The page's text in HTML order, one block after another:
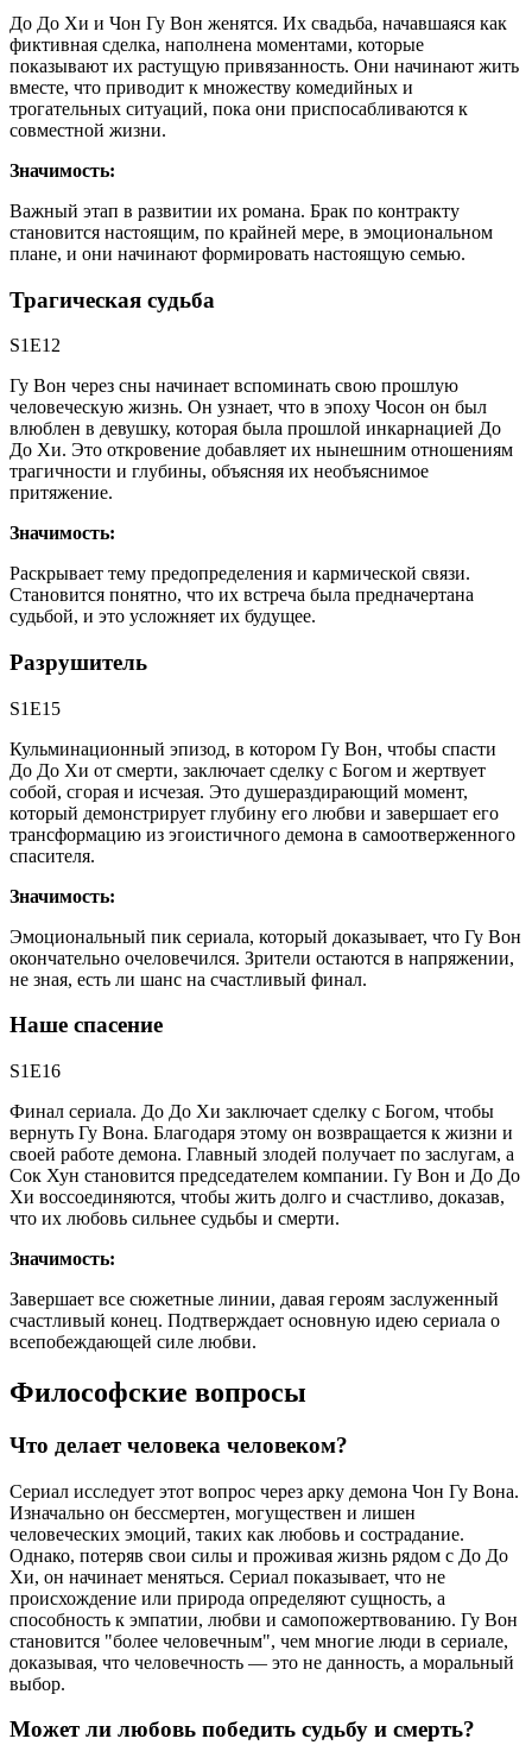
До До Хи и Чон Гу Вон женятся. Их свадьба, начавшаяся как
фиктивная сделка, наполнена моментами, которые
показывают их растущую привязанность. Они начинают жить
вместе, что приводит к множеству комедийных и
трогательных ситуаций, пока они приспосабливаются к
совместной жизни.
Значимость:
Важный этап в развитии их романа. Брак по контракту
становится настоящим, по крайней мере, в эмоциональном
плане, и они начинают формировать настоящую семью.
Трагическая судьба
S1E12
Гу Вон через сны начинает вспоминать свою прошлую
человеческую жизнь. Он узнает, что в эпоху Чосон он был
влюблен в девушку, которая была прошлой инкарнацией До
До Хи. Это откровение добавляет их нынешним отношениям
трагичности и глубины, объясняя их необъяснимое
притяжение.
Значимость:
Раскрывает тему предопределения и кармической связи.
Становится понятно, что их встреча была предначертана
судьбой, и это усложняет их будущее.
Разрушитель
S1E15
Кульминационный эпизод, в котором Гу Вон, чтобы спасти
До До Хи от смерти, заключает сделку с Богом и жертвует
собой, сгорая и исчезая. Это душераздирающий момент,
который демонстрирует глубину его любви и завершает его
трансформацию из эгоистичного демона в самоотверженного
спасителя.
Значимость:
Эмоциональный пик сериала, который доказывает, что Гу Вон
окончательно очеловечился. Зрители остаются в напряжении,
не зная, есть ли шанс на счастливый финал.
Наше спасение
S1E16
Финал сериала. До До Хи заключает сделку с Богом, чтобы
вернуть Гу Вона. Благодаря этому он возвращается к жизни и
своей работе демона. Главный злодей получает по заслугам, а
Сок Хун становится председателем компании. Гу Вон и До До
Хи воссоединяются, чтобы жить долго и счастливо, доказав,
что их любовь сильнее судьбы и смерти.
Значимость:
Завершает все сюжетные линии, давая героям заслуженный
счастливый конец. Подтверждает основную идею сериала о
всепобеждающей силе любви.
Философские вопросы
Что делает человека человеком?
Сериал исследует этот вопрос через арку демона Чон Гу Вона.
Изначально он бессмертен, могуществен и лишен
человеческих эмоций, таких как любовь и сострадание.
Однако, потеряв свои силы и проживая жизнь рядом с До До
Хи, он начинает меняться. Сериал показывает, что не
происхождение или природа определяют сущность, а
способность к эмпатии, любви и самопожертвованию. Гу Вон
становится "более человечным", чем многие люди в сериале,
доказывая, что человечность — это не данность, а моральный
выбор.
Может ли любовь победить судьбу и смерть?